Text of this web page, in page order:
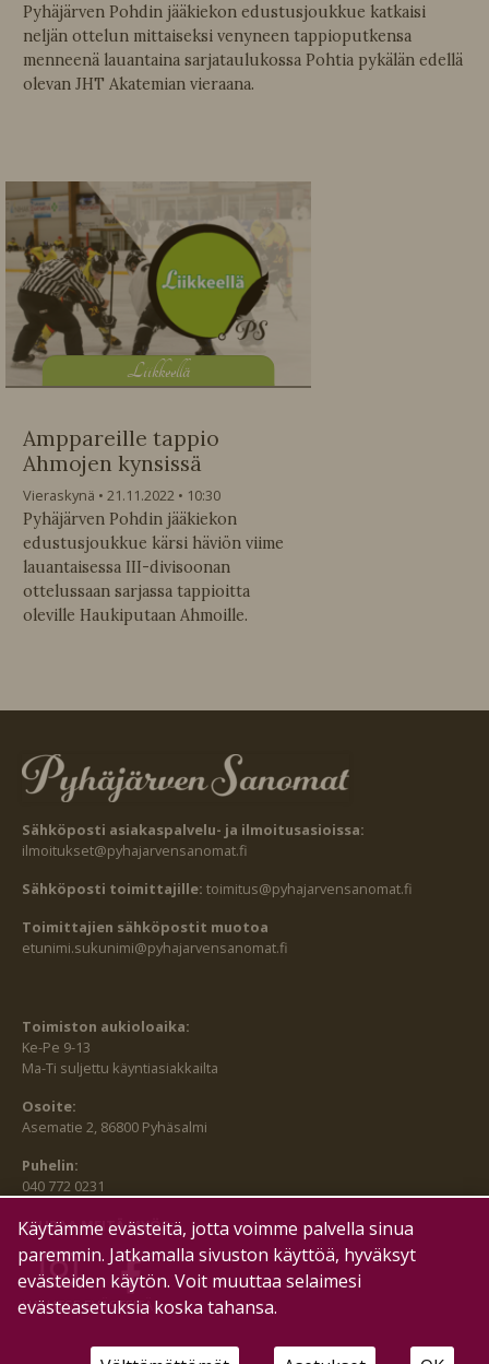
Pyhäjärven Pohdin jääkiekon edustusjoukkue katkaisi
neljän ottelun mittaiseksi venyneen tappioputkensa
menneenä lauantaina sarjataulukossa Pohtia pykälän edellä
olevan JHT Akatemian vieraana.
Liikkeellä
Amppareille tappio
Ahmojen kynsissä
Vieraskynä 21.11.2022
10:30
Pyhäjärven Pohdin jääkiekon
edustusjoukkue kärsi häviön viime
lauantaisessa III-divisoonan
ottelussaan sarjassa tappioitta
oleville Haukiputaan Ahmoille.
Sähköposti asiakaspalvelu- ja ilmoitusasioissa:
ilmoitukset@pyhajarvensanomat.fi
Sähköposti toimittajille: toimitus@pyhajarvensanomat.fi
Toimittajien sähköpostit muotoa
etunimi.sukunimi@pyhajarvensanomat.fi
Toimiston aukioloaika:
Ke-Pe 9-13
Ma-Ti suljettu käyntiasiakkailta
Osoite:
Asematie 2, 86800 Pyhäsalmi
Puhelin:
040 772 0231
SEURAA MEITÄ MYÖS:
HALLITSE EVÄSTEITÄ
Käytämme evästeitä, jotta voimme palvella sinua
paremmin. Jatkamalla sivuston käyttöä, hyväksyt
evästeiden käytön. Voit muuttaa selaimesi
evästeasetuksia koska tahansa.